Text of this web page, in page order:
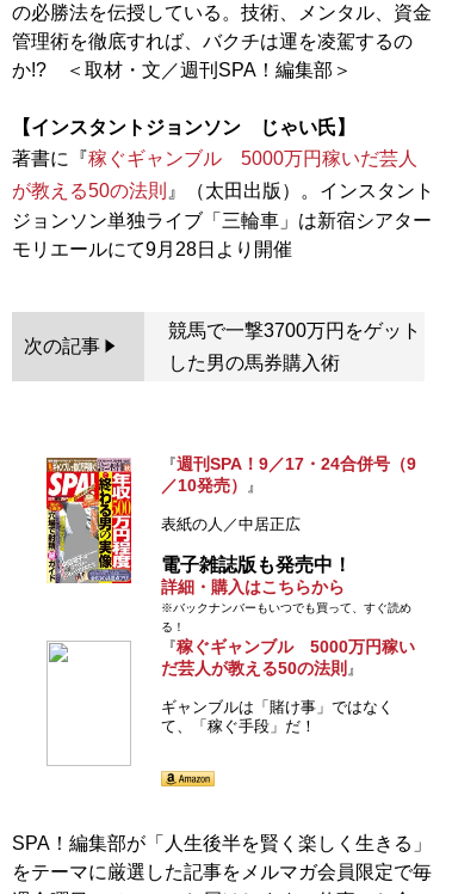
の必勝法を伝授している。技術、メンタル、資金
管理術を徹底すれば、バクチは運を凌駕するの
か!? ＜取材・文／週刊SPA！編集部＞
【インスタントジョンソン じゃい氏】
著書に『稼ぐギャンブル 5000万円稼いだ芸人
が教える50の法則 』（太田出版）。インスタント
ジョンソン単独ライブ「三輪車」は新宿シアター
次の記事
競馬で一撃3700万円をゲット
した男の馬券購入術
『週刊SPA！9／17・24合併号（9
／10発売）
』
表紙の人／中居正広
電子雑誌版も発売中！
詳細・購入はこちらから
※バックナンバーもいつでも買って、すぐ読め
る！
『稼ぐギャンブル 5000万円稼い
だ芸人が教える50の法則 』
ギャンブルは「賭け事」ではなく
て、「稼ぐ手段」だ！
SPA！編集部が「人生後半を賢く楽しく生きる」
をテーマに厳選した記事をメルマガ会員限定で毎